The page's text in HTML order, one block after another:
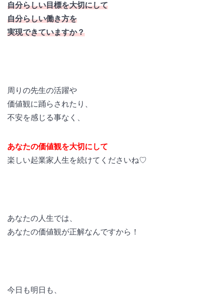
自分らしい目標を大切にして
自分らしい働き方を
実現できていますか？
周りの先生の活躍や
価値観に踊らされたり、
不安を感じる事なく、
あなたの価値観を大切にして
楽しい起業家人生を続けてくださいね♡
あなたの人生では、
あなたの価値観が正解なんですから！
今日も明日も、